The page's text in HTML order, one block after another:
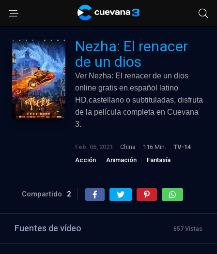
Nezha: El renacer
de un dios
Ver Nezha: El renacer de un dios
online gratis en español latino
HD,castellano o subtituladas, disfruta
de la película completa en Cuevana
3.
Feb. 06, 2021 China 116 Min.
TV-14
Acción
Animación Fantasía
Compartido 2
Fuentes de vídeo 657 Vistas